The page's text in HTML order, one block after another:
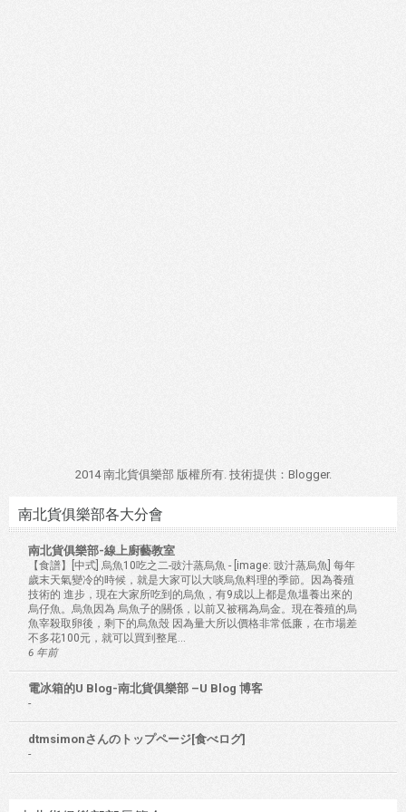
2014 南北貨俱樂部 版權所有. 技術提供： Blogger.
南北貨俱樂部各大分會
南北貨俱樂部-線上廚藝教室
【食譜】[中式] 烏魚10吃之二-豉汁蒸烏魚 - [image: 豉汁蒸烏魚] 每年
歲末天氣變冷的時候，就是大家可以大啖烏魚料理的季節。因為養殖
技術的 進步，現在大家所吃到的烏魚，有9成以上都是魚塭養出來的
烏仔魚。烏魚因為 烏魚子的關係，以前又被稱為烏金。現在養殖的烏
魚宰殺取卵後，剩下的烏魚殼 因為量大所以價格非常低廉，在市場差
不多花100元，就可以買到整尾...
6 年前
電冰箱的U Blog-南北貨俱樂部 –U Blog 博客
-
dtmsimonさんのトップページ[食べログ]
-